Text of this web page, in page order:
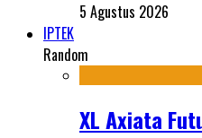
5 Agustus 2026
IPTEK
Random
XL Axiata